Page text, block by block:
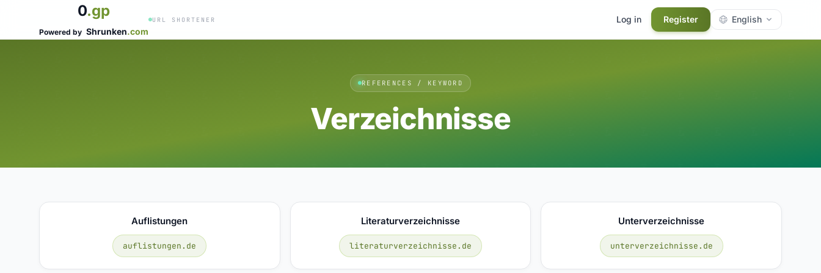
0.gp
Powered by Shrunken.com
URL SHORTENER Log in Register English
REFERENCES / KEYWORD
Verzeichnisse
Auflistungen
auflistungen.de
Literaturverzeichnisse
literaturverzeichnisse.de
Unterverzeichnisse
unterverzeichnisse.de